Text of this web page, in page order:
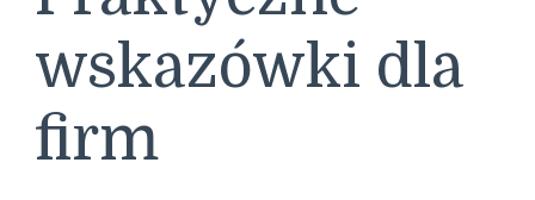
wskazówki dla
firm